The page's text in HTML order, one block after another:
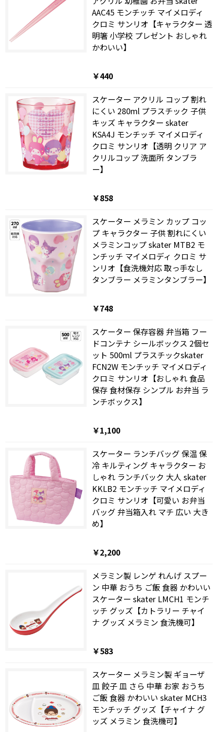
AAC45 モンチッチ マイメロディ
クロミ サンリオ【キャラクター 透
明箸 小学校 プレゼント おしゃれ
かわいい】
￥440
スケーター アクリル コップ 割れ
にくい 280ml プラスチック 子供
キッズ キャラクター skater
KSA4J モンチッチ マイメロディ
クロミ サンリオ【透明 クリア ア
クリルコップ 洗面所 タンブラ
ー】
￥858
スケーター メラミン カップ コッ
プ キャラクター 子供 割れにくい
メラミンコップ skater MTB2 モ
ンチッチ マイメロディ クロミ サ
ンリオ【食洗機対応 取っ手なし
タンブラー メラミンタンブラー】
￥748
スケーター 保存容器 弁当箱 フー
ドコンテナ シールボックス 2個セ
ット 500ml プラスチックskater
FCN2W モンチッチ マイメロディ
クロミ サンリオ【おしゃれ 食品
保存 食材保存 シンプル お弁当 ラ
ンチボックス】
￥1,100
スケーター ランチバッグ 保温 保
冷 キルティング キャラクター お
しゃれ ランチバック 大人 skater
KKLB2 モンチッチ マイメロディ
クロミ サンリオ【可愛い お弁当
バッグ 弁当箱入れ マチ 広い 大き
め】
￥2,200
メラミン製 レンゲ れんげ スプー
ン 中華 おうち ご飯 食器 かわいい
スケーター skater LMCH1 モンチ
ッチ グッズ【カトラリー チャイ
ナ グッズ メラミン 食洗機可】
￥583
スケーター メラミン製 ギョーザ
皿 餃子 皿 さら 中華 お家 おうち
ご飯 食器 かわいい skater MCH3
モンチッチ グッズ【チャイナ グ
ッズ メラミン 食洗機可】